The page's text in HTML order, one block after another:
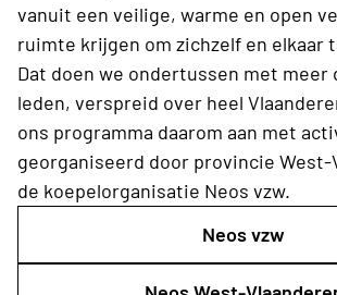
vanuit een veilige, warme en open
ruimte krijgen om zichzelf en elkaar
Dat doen we ondertussen met meer
leden, verspreid over heel
ons programma daarom aan met
georganiseerd door provincie West-
de koepelorganisatie Neos vzw.
Neos vzw